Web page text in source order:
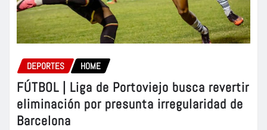
DEPORTES HOME
FÚTBOL | Liga de Portoviejo busca revertir
eliminación por presunta irregularidad de
Barcelona